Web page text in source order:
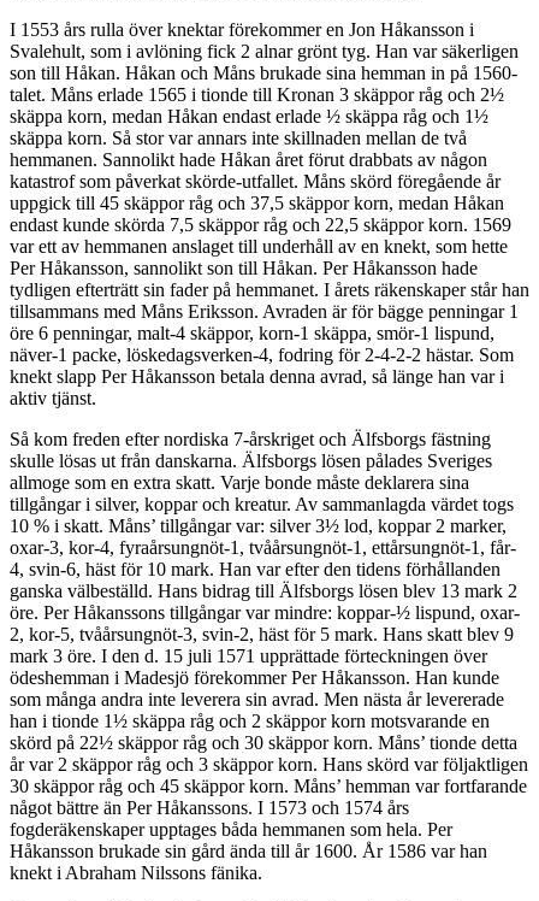
I 1553 års rulla över knektar förekommer en Jon Håkansson i
Svalehult, som i avlöning fick 2 alnar grönt tyg. Han var säkerligen
son till Håkan. Håkan och Måns brukade sina hemman in på 1560-
talet. Måns erlade 1565 i tionde till Kronan 3 skäppor råg och 2½
skäppa korn, medan Håkan endast erlade ½ skäppa råg och 1½
skäppa korn. Så stor var annars inte skillnaden mellan de två
hemmanen. Sannolikt hade Håkan året förut drabbats av någon
katastrof som påverkat skörde-utfallet. Måns skörd föregående år
uppgick till 45 skäppor råg och 37,5 skäppor korn, medan Håkan
endast kunde skörda 7,5 skäppor råg och 22,5 skäppor korn. 1569
var ett av hemmanen anslaget till underhåll av en knekt, som hette
Per Håkansson, sannolikt son till Håkan. Per Håkansson hade
tydligen efterträtt sin fader på hemmanet. I årets räkenskaper står han
tillsammans med Måns Eriksson. Avraden är för bägge penningar 1
öre 6 penningar, malt-4 skäppor, korn-1 skäppa, smör-1 lispund,
näver-1 packe, löskedagsverken-4, fodring för 2-4-2-2 hästar. Som
knekt slapp Per Håkansson betala denna avrad, så länge han var i
aktiv tjänst.
Så kom freden efter nordiska 7-årskriget och Älfsborgs fästning
skulle lösas ut från danskarna. Älfsborgs lösen pålades Sveriges
allmoge som en extra skatt. Varje bonde måste deklarera sina
tillgångar i silver, koppar och kreatur. Av sammanlagda värdet togs
10 % i skatt. Måns’ tillgångar var: silver 3½ lod, koppar 2 marker,
oxar-3, kor-4, fyraårsungnöt-1, tvåårsungnöt-1, ettårsungnöt-1, får-
4, svin-6, häst för 10 mark. Han var efter den tidens förhållanden
ganska välbeställd. Hans bidrag till Älfsborgs lösen blev 13 mark 2
öre. Per Håkanssons tillgångar var mindre: koppar-½ lispund, oxar-
2, kor-5, tvåårsungnöt-3, svin-2, häst för 5 mark. Hans skatt blev 9
mark 3 öre. I den d. 15 juli 1571 upprättade förteckningen över
ödeshemman i Madesjö förekommer Per Håkansson. Han kunde
som många andra inte leverera sin avrad. Men nästa år levererade
han i tionde 1½ skäppa råg och 2 skäppor korn motsvarande en
skörd på 22½ skäppor råg och 30 skäppor korn. Måns’ tionde detta
år var 2 skäppor råg och 3 skäppor korn. Hans skörd var följaktligen
30 skäppor råg och 45 skäppor korn. Måns’ hemman var fortfarande
något bättre än Per Håkanssons. I 1573 och 1574 års
fogderäkenskaper upptages båda hemmanen som hela. Per
Håkansson brukade sin gård ända till år 1600. År 1586 var han
knekt i Abraham Nilssons fänika.